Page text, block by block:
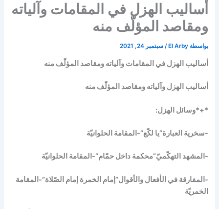
أساليب الهزل في المقامات وآلياته
ومقاصد المؤلّف منه
بواسطة El Arby
/سبتمبر 24, 2021
أساليب الهزل في المقامات وآلياته ومقاصد المؤلّف منه
أساليب الهزل وآلياته ومقاصد المؤلّف منه
*+*وسائل الهزل:
-سخرية العبارة”يا لكّع”-المقامة الحلوانيّة
-المشهد التهكّميّ”محكمة داخل حمّام”-المقامة الحلوانيّة
-المفارقة في الأفعال والأقوال”إمام الخمرة إمام الصّلاة”-المقامة
الخمريّة